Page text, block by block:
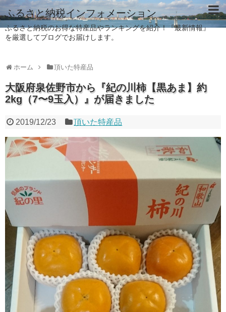
ふるさと納税インフォメーション
ふるさと納税のお得な特産品やランキングを紹介！『最新情報』
を厳選してブログでお届けします。
ホーム 頂いた特産品
大阪府泉佐野市から『紀の川柿【黒あま】約
2kg（7〜9玉入）』が届きました
2019/12/23 頂いた特産品